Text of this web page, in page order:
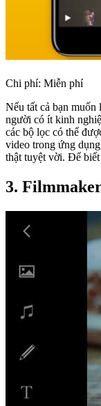
Chi phí: Miễn phí
Nếu tất cả bạn
người có ít kinh nghiệm chỉnh sửa video, nhưng kết quả
các bộ lọc có thể được áp
video trong ứng dụng, bạn có thể tùy chỉnh phụ
thật tuyệt vời. Để
3.